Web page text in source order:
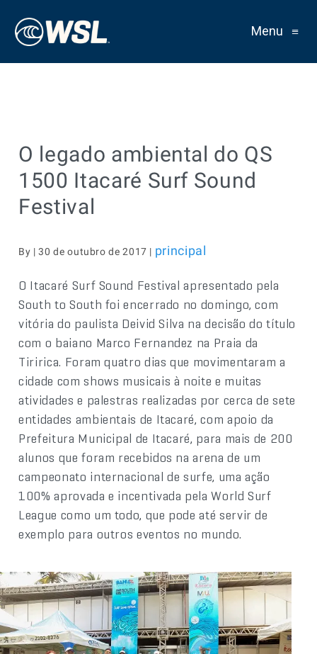
Menu ≡
O legado ambiental do QS
1500 Itacaré Surf Sound
Festival
By | 30 de outubro de 2017 | principal
O Itacaré Surf Sound Festival apresentado pela
South to South foi encerrado no domingo, com
vitória do paulista Deivid Silva na decisão do título
com o baiano Marco Fernandez na Praia da
Tiririca. Foram quatro dias que movimentaram a
cidade com shows musicais à noite e muitas
atividades e palestras realizadas por cerca de sete
entidades ambientais de Itacaré, com apoio da
Prefeitura Municipal de Itacaré, para mais de 200
alunos que foram recebidos na arena de um
campeonato internacional de surfe, uma ação
100% aprovada e incentivada pela World Surf
League como um todo, que pode até servir de
exemplo para outros eventos no mundo.